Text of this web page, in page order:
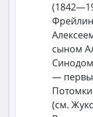
сыном
—
(см.